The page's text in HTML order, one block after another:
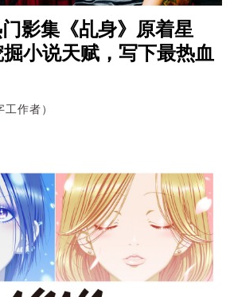
影集《乩身》原着星
小说天赋，写下最热血
作者）